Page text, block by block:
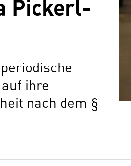
Pickerl-
ihre
nach dem §